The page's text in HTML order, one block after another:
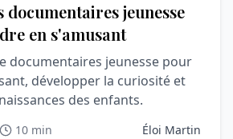
documentaires jeunesse
en s'amusant
documentaires jeunesse pour
développer la curiosité et
des enfants.
10 min Éloi Martin